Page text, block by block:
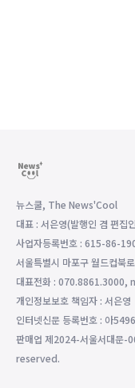
뉴스쿨, The News'Cool
대표 : 서은영(발행인 겸 편집
사업자등록번호 : 615-86-
서울특별시 마포구 월드컵북
대표전화 :
개인정보보호 책임자 : 서은영
인터넷신문 등록번호 : 아
판매업 제2024-서울서대
reserved.